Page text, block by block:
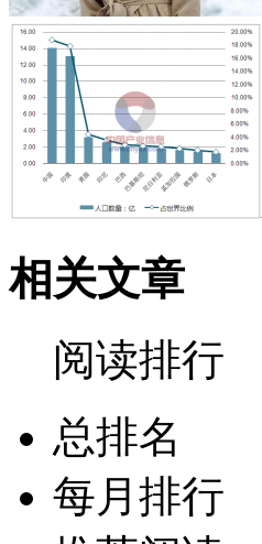
相关文章
阅读排行
总排名
每月排行